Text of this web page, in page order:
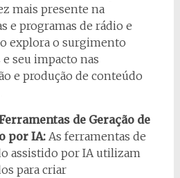
mais presente na
e programas de rádio e
explora o surgimento
seu impacto nas
e produção de conteúdo
de Geração de
por IA:As ferramentas de
assistido por IA utilizam
para criar